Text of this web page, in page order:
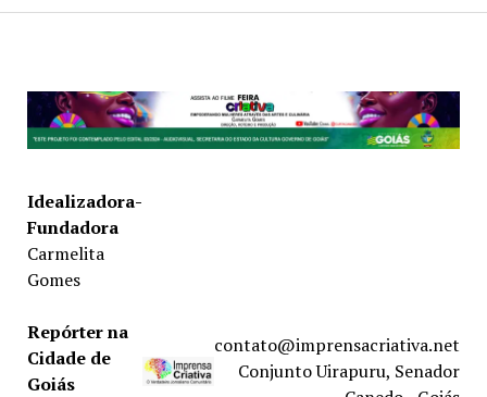
Idealizadora-
Fundadora
Carmelita
Gomes
Repórter na
Cidade de
Goiás
contato@imprensacriativa.net
Conjunto Uirapuru, Senador